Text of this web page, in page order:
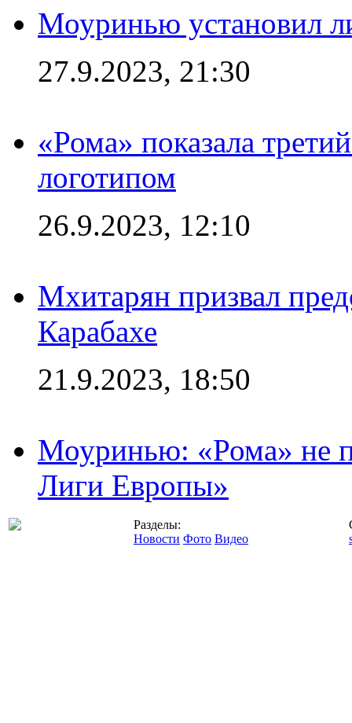
Моуринью установил
27.9.2023, 21:30
«Рома» показала
логотипом
26.9.2023, 12:10
Мхитарян призвал
Карабахе
21.9.2023, 18:50
Моуринью: «Рома» не
Лиги Европы»
Разделы:
Новости Фото Видео